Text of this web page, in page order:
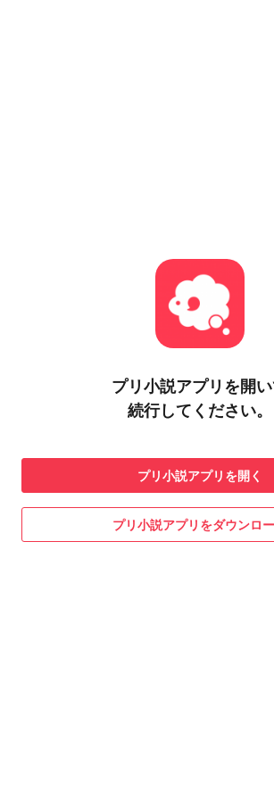
プリ小説アプリを開
続行してください。
プリ小説アプリを開く
プリ小説アプリをダウンロ